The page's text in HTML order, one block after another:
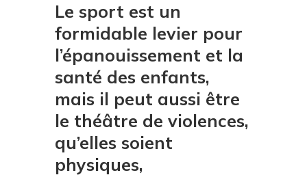
Le sport est un
formidable levier pour
l’épanouissement et la
santé des enfants,
mais il peut aussi être
le théâtre de violences,
qu’elles soient
physiques,